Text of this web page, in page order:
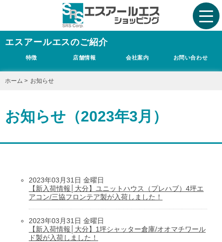
エスアールエスのご紹介
特徴 店舗情報 会社案内 お問い合わせ
ホーム > お知らせ
お知らせ（2023年3月）
2023年03月31日 金曜日
【新入荷情報│大分】ユニットハウス（プレハブ）4坪エ
アコン/三協フロンテア製が入荷しました！
2023年03月31日 金曜日
【新入荷情報│大分】1坪シャッター倉庫/オオマチワール
ド製が入荷しました！